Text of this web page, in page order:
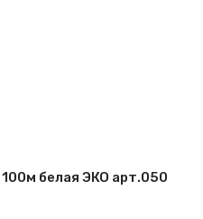
белая ЭКО арт.050